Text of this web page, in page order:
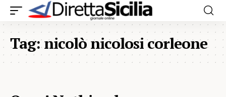
Tag:nicolò nicolosi corleone